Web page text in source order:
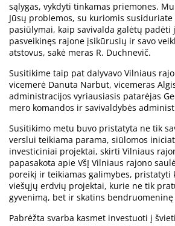
sąlygas, vykdyti tinkamas priemones.
Jūsų problemos, su kuriomis susiduriate
pasiūlymai, kaip savivalda galėtų padėti
pasveikinęs rajone įsikūrusių ir savo
atstovus, sakė meras R. Duchnevič.
Susitikime taip pat dalyvavo Vilniaus
vicemerė Danuta Narbut, vicemeras
administracijos vyriausiasis patarėjas
mero komandos ir savivaldybės
Susitikimo metu buvo pristatyta ne tik
verslui teikiama parama, siūlomos
investiciniai projektai, skirti Vilniaus
papasakota apie VšĮ Vilniaus rajono
poreikį ir teikiamas galimybes, pristatyti
viešųjų erdvių projektai, kurie ne tik
gyvenimą, bet ir skatins bendruomeninę
Pabrėžta svarba kasmet investuoti į